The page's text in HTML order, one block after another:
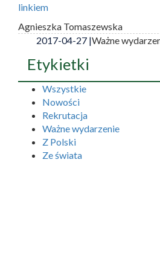
linkiem
Agnieszka Tomaszewska
2017-04-27 |Ważne
Etykietki
Wszystkie
Nowości
Rekrutacja
Ważne wydarzenie
Z Polski
Ze świata